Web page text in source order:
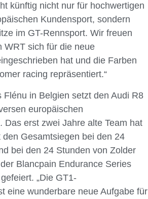
künftig nicht nur für hochwertigen
Kundensport, sondern
im GT-Rennsport. Wir freuen
WRT sich für die neue
hat und die Farben
racing repräsentiert.“
Flénu in Belgien setzt den Audi R8
europäischen
Das erst zwei Jahre alte Team hat
Gesamtsiegen bei den 24
bei den 24 Stunden von Zolder
Blancpain Endurance Series
„Die GT1-
eine wunderbare neue Aufgabe für